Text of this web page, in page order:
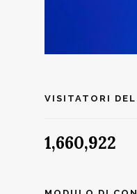
VISITATORI
1,660,922